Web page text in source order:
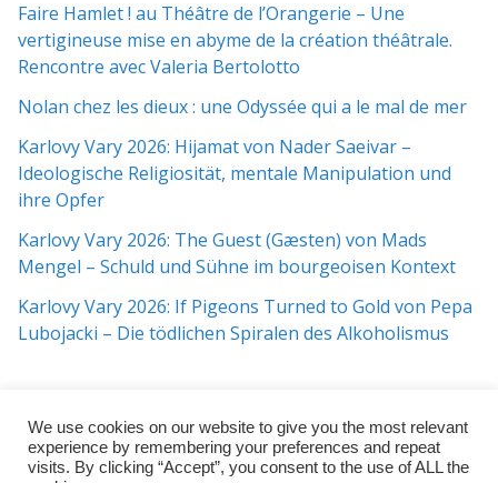
Faire Hamlet ! au Théâtre de l’Orangerie – Une
vertigineuse mise en abyme de la création théâtrale.
Rencontre avec Valeria Bertolotto
Nolan chez les dieux : une Odyssée qui a le mal de mer
Karlovy Vary 2026: Hijamat von Nader Saeivar​​ –
Ideologische Religiosität, mentale Manipulation und
ihre Opfer
Karlovy Vary 2026: The Guest (Gæsten) von Mads
Mengel – Schuld und Sühne im bourgeoisen Kontext
Karlovy Vary 2026: If Pigeons Turned to Gold von Pepa
Lubojacki – Die tödlichen Spiralen des Alkoholismus
We use cookies on our website to give you the most relevant
experience by remembering your preferences and repeat
visits. By clicking “Accept”, you consent to the use of ALL the